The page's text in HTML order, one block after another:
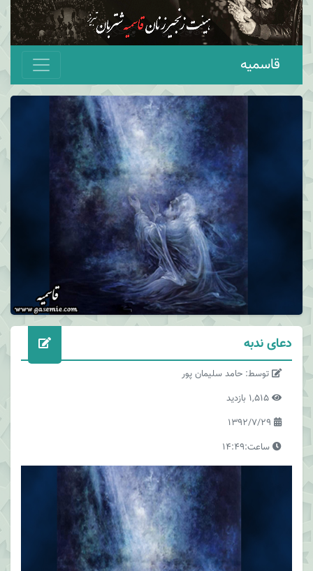
قاسمیه
دعای ندبه
توسط: حامد سلیمان پور
ساعت:14:49